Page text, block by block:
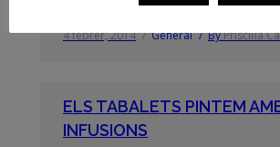
del món segons les…
4 febrer, 2014 General ByPriscil·la
ELS TABALETS PINTEM
INFUSIONS